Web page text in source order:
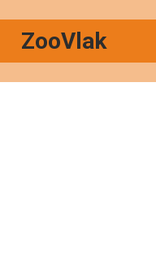
ZooVlak